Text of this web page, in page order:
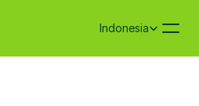
Select Language
Indonesia